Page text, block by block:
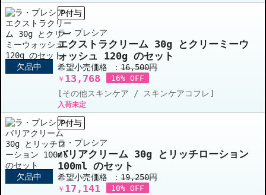
欠品中
P付与
ラ・プレシア
エクストラクリーム 30g とクリーミーウ
ォッシュ 120g のセット
希望小売価格 ： 16,500円
￥ 13,768 16% OFF
[その他スキンケア / スキンケアコフレ]
入荷未定
欠品中
P付与
ラ・プレシア
バリアクリーム 30g とリッチローション
100ml のセット
希望小売価格 ： 19,250円
￥ 17,141 10% OFF